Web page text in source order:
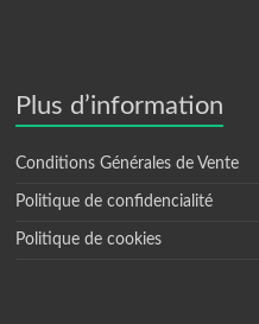
Plus d’information
Conditions Générales de Vente
Politique de confidencialité
Politique de cookies